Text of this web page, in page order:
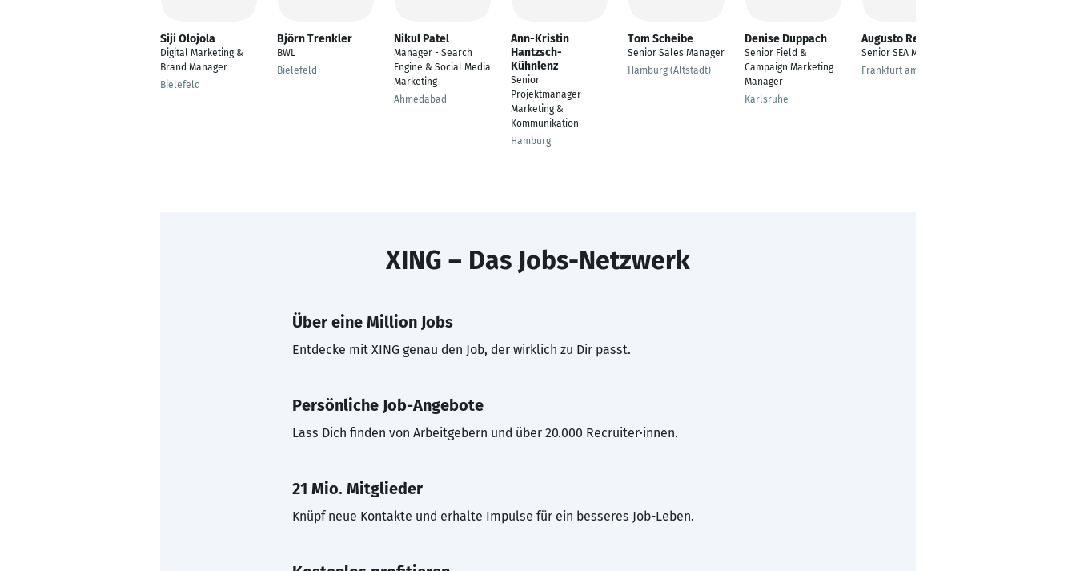
Siji Olojola
Digital Marketing &
Brand Manager
Bielefeld
Björn Trenkler
BWL
Bielefeld
Nikul Patel
Manager - Search
Engine & Social Media
Marketing
Ahmedabad
Ann-Kristin
Hantzsch-
Kühnlenz
Senior
Projektmanager
Marketing &
Kommunikation
Hamburg
Tom Scheibe
Senior Sales Manager
Hamburg (Altstadt)
Denise Duppach
Senior Field &
Campaign Marketing
Manager
Karlsruhe
Augusto Rebagliati
Senior SEA Manager
Frankfurt am Main
XING – Das Jobs-Netzwerk
Über eine Million Jobs
Entdecke mit XING genau den Job, der wirklich zu Dir passt.
Persönliche Job-Angebote
Lass Dich finden von Arbeitgebern und über 20.000 Recruiter·innen.
21 Mio. Mitglieder
Knüpf neue Kontakte und erhalte Impulse für ein besseres Job-Leben.